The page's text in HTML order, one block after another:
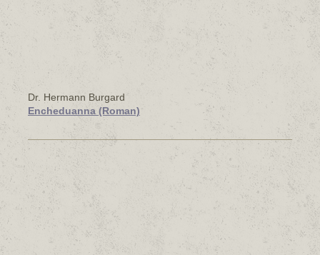
Dr. Hermann Burgard
Encheduanna (Roman)